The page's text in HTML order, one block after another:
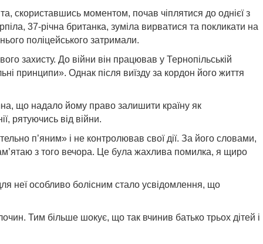
скориставшись моментом, почав чіплятися до однієї з
37-річна британка, зуміла вирватися та покликати на
поліцейського затримали.
захисту. До війни він працював у Тернопільській
принципи». Однак після виїзду за кордон його життя
що надало йому право залишити країну як
рятуючись від війни.
п’яним» і не контролював свої дії. За його словами,
з того вечора. Це була жахлива помилка, я щиро
неї особливо болісним стало усвідомлення, що
Тим більше шокує, що так вчинив батько трьох дітей і